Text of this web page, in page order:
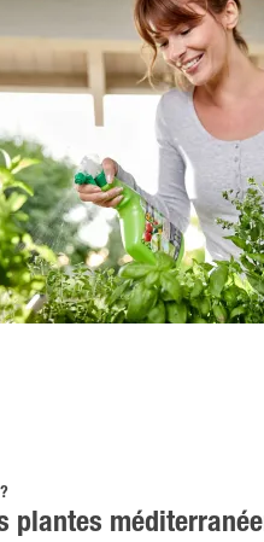
plantes